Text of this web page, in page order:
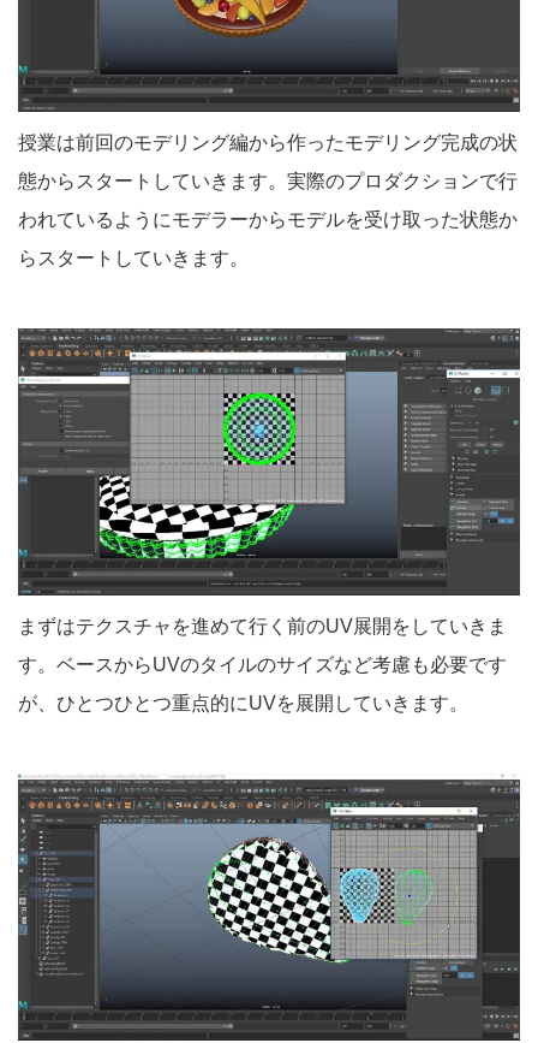
授業は前回のモデリング編から作ったモデリング完成の状
態からスタートしていきます。実際のプロダクションで行
われているようにモデラーからモデルを受け取った状態か
らスタートしていきます。
まずはテクスチャを進めて行く前のUV展開をしていきま
す。ベースからUVのタイルのサイズなど考慮も必要です
が、ひとつひとつ重点的にUVを展開していきます。